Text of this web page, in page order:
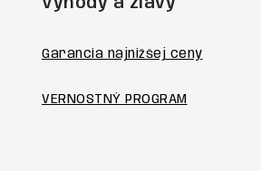
Výhody a zľavy
Garancia najnižšej ceny
VERNOSTNÝ PROGRAM